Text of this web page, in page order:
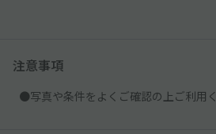
注意事項
●写真や条件をよくご確認の上ご利用く